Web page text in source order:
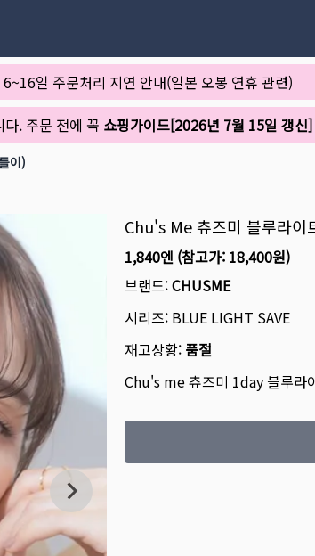
일 주문처리 지연 안내(일본 오봉 연휴 관련)
다. 주문 전에 꼭 쇼핑가이드[2026년 7월 15일 갱신]
이)
Chu's Me 츄즈미 블루라
1,840엔 (참고가: 18,400원)
브랜드:CHUSME
시리즈: BLUE LIGHT SAVE
재고상황: 품절
Chu's me 츄즈미 1day 블루라